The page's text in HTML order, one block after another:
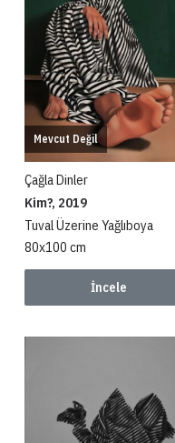
Mevcut Değil
Çağla Dinler
Kim?, 2019
Tuval Üzerine Yağlıboya
80x100 cm
İncele